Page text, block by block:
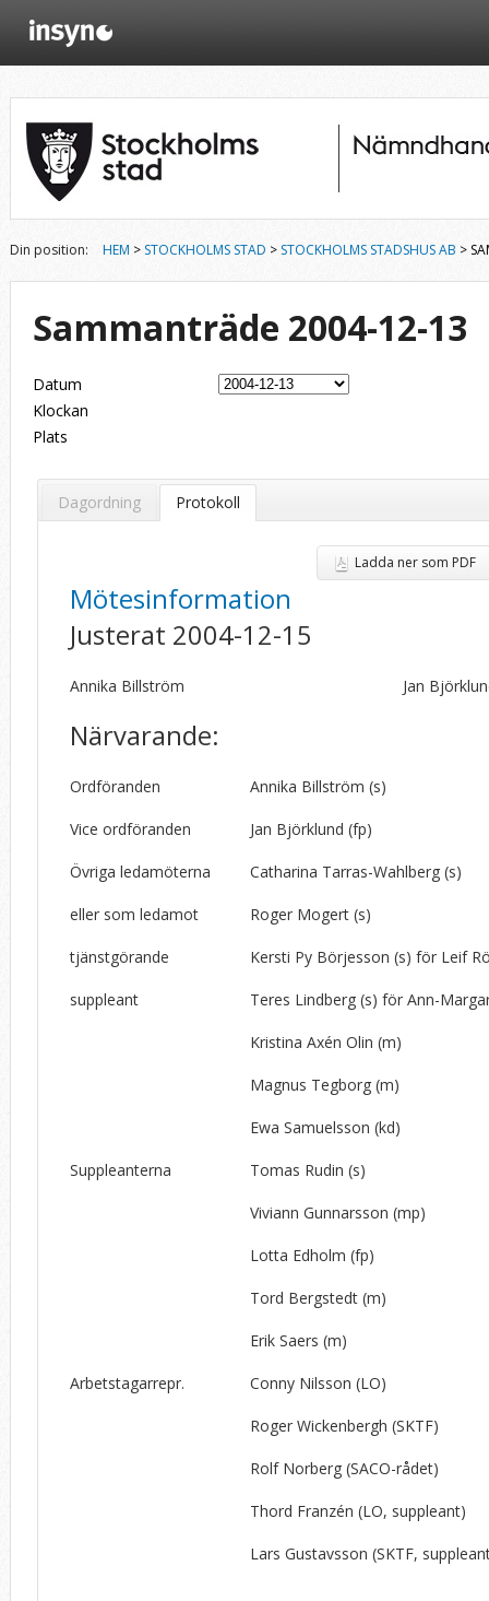
Din position: HEM > STOCKHOLMS STAD > STOCKHOLMS STADSHUS AB >
Sammanträde 2004-12-13
Datum
Klockan
Plats
Dagordning Protokoll
Ladda ner som PDF
Mötesinformation
Justerat 2004-12-15
Annika Billström Jan
Närvarande:
Ordföranden Annika Billström (s)
Vice ordföranden Jan Björklund (fp)
Övriga ledamöterna Catharina Tarras-Wahlberg (s)
eller som ledamot Roger Mogert (s)
tjänstgörande Kersti Py Börjesson (s)för Leif
suppleant Teres Lindberg (s)för Ann-
Kristina Axén Olin (m)
Magnus Tegborg (m)
Ewa Samuelsson (kd)
Suppleanterna Tomas Rudin (s)
Viviann Gunnarsson (mp)
Lotta Edholm (fp)
Tord Bergstedt (m)
Erik Saers (m)
Arbetstagarrepr. Conny Nilsson (LO)
Roger Wickenbergh (SKTF)
Rolf Norberg (SACO-rådet)
Thord Franzén (LO, suppleant)
Lars Gustavsson (SKTF,